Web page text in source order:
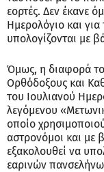
εορτές. Δεν έκανε
Ημερολόγιο και για
υπολογίζονται με
Όμως, η διαφορά
Ορθόδοξους και
του Ιουλιανού
λεγόμενου
οποίο
αστρονόμοι και με
εξακολουθεί να
εαρινών